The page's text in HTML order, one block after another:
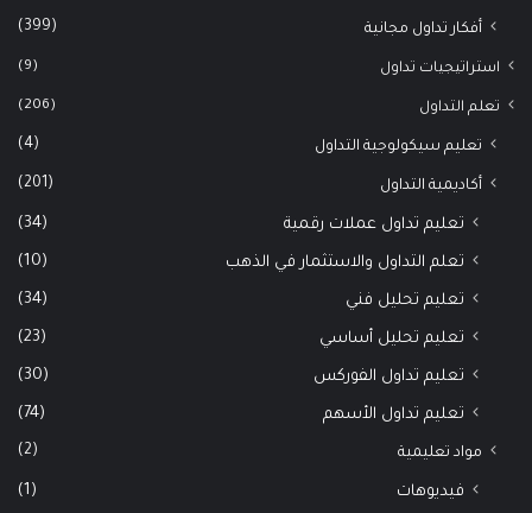
أفكار تداول مجانية (399)
استراتيجيات تداول (9)
تعلم التداول (206)
تعليم سيكولوجية التداول (4)
أكاديمية التداول (201)
تعليم تداول عملات رقمية (34)
تعلم التداول والاستثمار في الذهب (10)
تعليم تحليل فني (34)
تعليم تحليل أساسي (23)
تعليم تداول الفوركس (30)
تعليم تداول الأسهم (74)
مواد تعليمية (2)
فيديوهات (1)